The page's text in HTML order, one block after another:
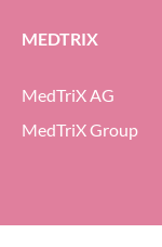
MEDTRIX
MedTriX AG
MedTriX Group